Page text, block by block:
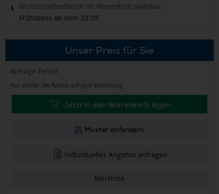
Wunschlieferdatum im Warenkorb wählbar.
Frühstens ab dem 03.09.
Unser Preis für Sie
Abfrage-Fehler
Nur online: 3% Rabatt auf jede Bestellung
Jetzt in den Warenkorb legen
Muster anfordern
Individuelles Angebot anfragen
Merkliste